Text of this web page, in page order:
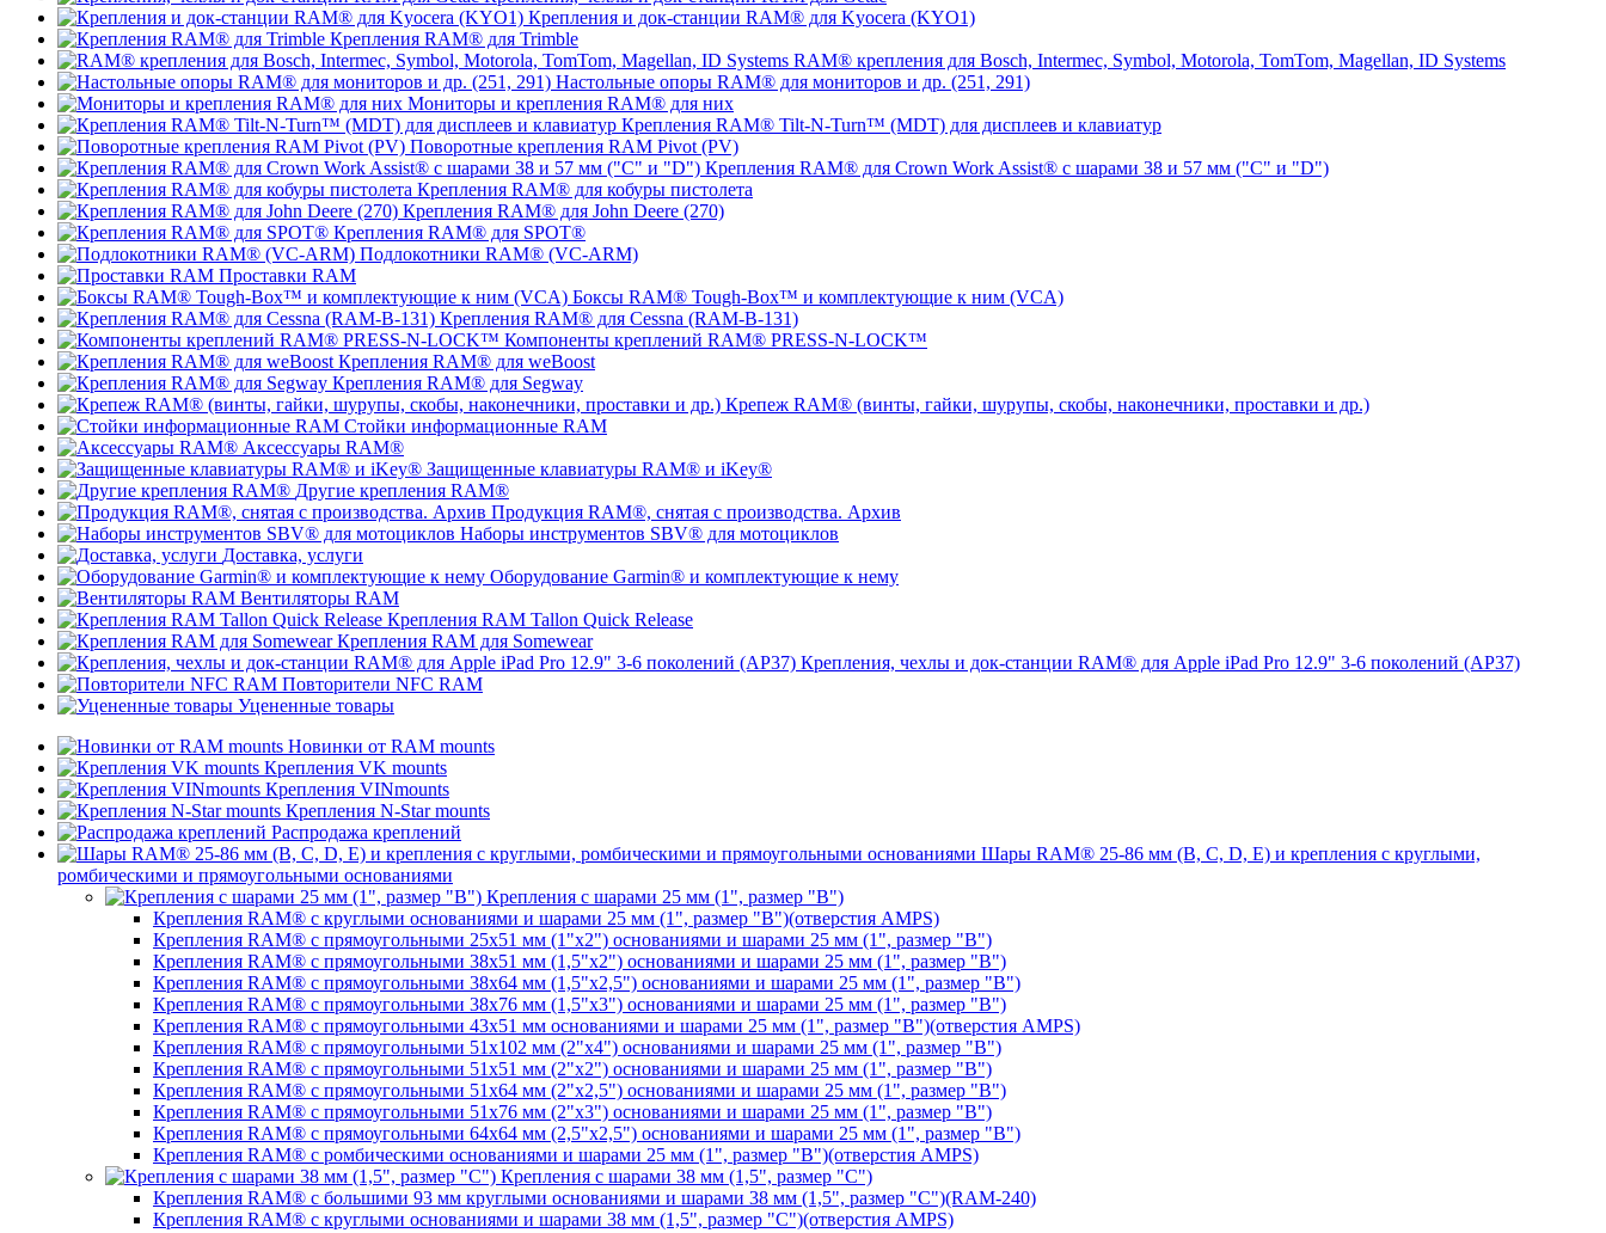
Крепления и док-станции RAM® для Kyocera (KYO1)
Крепления RAM® для Trimble
RAM® крепления для Bosch, Intermec, Symbol, Motorola, TomTom, Magellan, ID Systems
Настольные опоры RAM® для мониторов и др. (251, 291)
Мониторы и крепления RAM® для них
Крепления RAM® Tilt-N-Turn™ (MDT) для дисплеев и клавиатур
Поворотные крепления RAM Pivot (PV)
Крепления RAM® для Crown Work Assist® с шарами 38 и 57 мм ("C" и "D")
Крепления RAM® для кобуры пистолета
Крепления RAM® для John Deere (270)
Крепления RAM® для SPOT®
Подлокотники RAM® (VC-ARM)
Проставки RAM
Боксы RAM® Tough-Box™ и комплектующие к ним (VCA)
Крепления RAM® для Cessna (RAM-B-131)
Компоненты креплений RAM® PRESS-N-LOCK™
Крепления RAM® для weBoost
Крепления RAM® для Segway
Крепеж RAM® (винты, гайки, шурупы, скобы, наконечники, проставки и др.)
Стойки информационные RAM
Аксессуары RAM®
Защищенные клавиатуры RAM® и iKey®
Другие крепления RAM®
Продукция RAM®, снятая с производства. Архив
Наборы инструментов SBV® для мотоциклов
Доставка, услуги
Оборудование Garmin® и комплектующие к нему
Вентиляторы RAM
Крепления RAM Tallon Quick Release
Крепления RAM для Somewear
Крепления, чехлы и док-станции RAM® для Apple iPad Pro 12.9" 3-6 поколений (AP37)
Повторители NFC RAM
Уцененные товары
Новинки от RAM mounts
Крепления VK mounts
Крепления VINmounts
Крепления N-Star mounts
Распродажа креплений
Шары RAM® 25-86 мм (B, C, D, E) и крепления с круглыми,
ромбическими и прямоугольными основаниями
Крепления с шарами 25 мм (1", размер "B")
Крепления RAM® с круглыми основаниями и шарами 25 мм (1", размер "B")(отверстия AMPS)
Крепления RAM® с прямоугольными 25х51 мм (1"х2") основаниями и шарами 25 мм (1", размер "B")
Крепления RAM® с прямоугольными 38х51 мм (1,5"х2") основаниями и шарами 25 мм (1", размер "B")
Крепления RAM® с прямоугольными 38х64 мм (1,5"х2,5") основаниями и шарами 25 мм (1", размер "B")
Крепления RAM® с прямоугольными 38х76 мм (1,5"х3") основаниями и шарами 25 мм (1", размер "B")
Крепления RAM® с прямоугольными 43x51 мм основаниями и шарами 25 мм (1", размер "B")(отверстия AMPS)
Крепления RAM® с прямоугольными 51х102 мм (2"х4") основаниями и шарами 25 мм (1", размер "B")
Крепления RAM® с прямоугольными 51х51 мм (2"х2") основаниями и шарами 25 мм (1", размер "B")
Крепления RAM® с прямоугольными 51х64 мм (2"х2,5") основаниями и шарами 25 мм (1", размер "B")
Крепления RAM® с прямоугольными 51х76 мм (2"х3") основаниями и шарами 25 мм (1", размер "B")
Крепления RAM® с прямоугольными 64х64 мм (2,5"х2,5") основаниями и шарами 25 мм (1", размер "B")
Крепления RAM® с ромбическими основаниями и шарами 25 мм (1", размер "B")(отверстия AMPS)
Крепления с шарами 38 мм (1,5", размер "C")
Крепления RAM® с большими 93 мм круглыми основаниями и шарами 38 мм (1,5", размер "C")(RAM-240)
Крепления RAM® с круглыми основаниями и шарами 38 мм (1,5", размер "C")(отверстия AMPS)